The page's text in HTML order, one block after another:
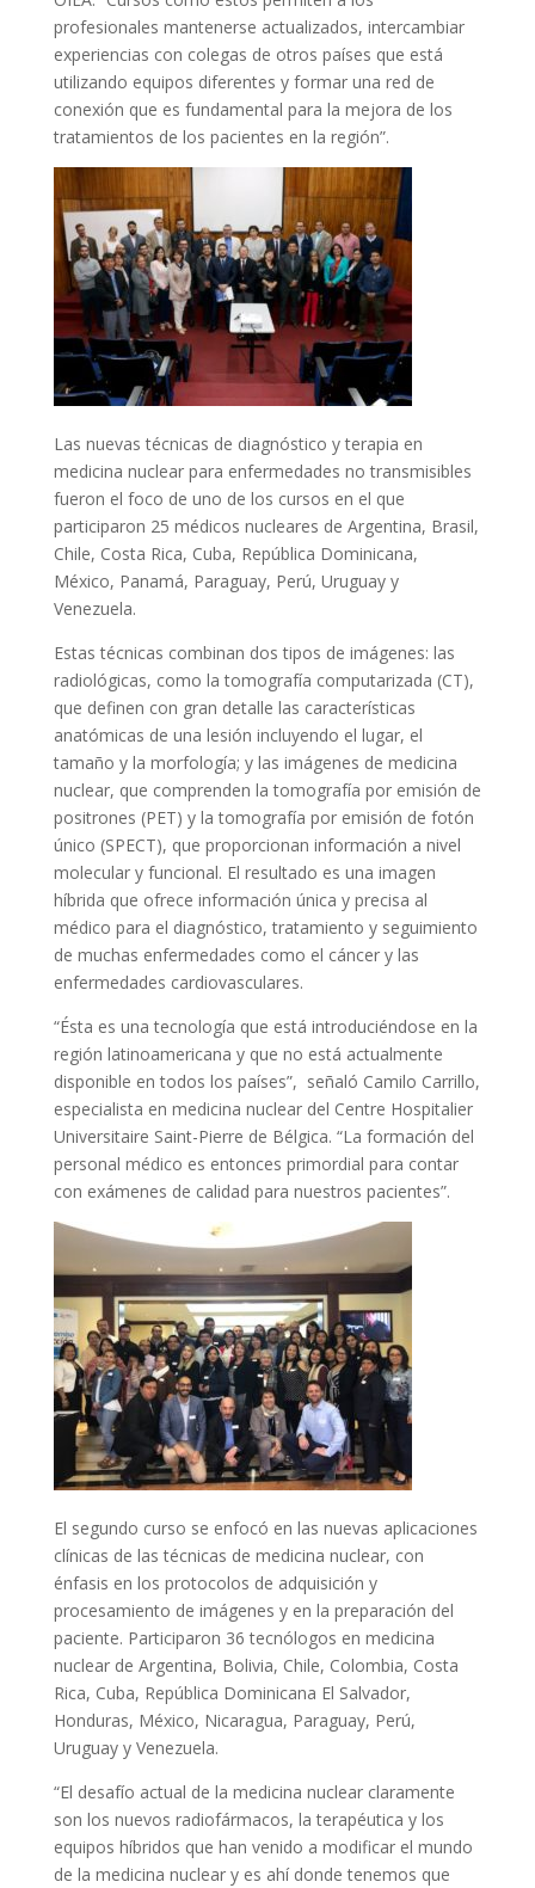
profesionales mantenerse actualizados, intercambiar
experiencias con colegas de otros países que está
utilizando equipos diferentes y formar una red de
conexión que es fundamental para la mejora de los
tratamientos de los pacientes en la región”.
Las nuevas técnicas de diagnóstico y terapia en
medicina nuclear para enfermedades no transmisibles
fueron el foco de uno de los cursos en el que
participaron 25 médicos nucleares de Argentina, Brasil,
Chile, Costa Rica, Cuba, República Dominicana,
México, Panamá, Paraguay, Perú, Uruguay y
Venezuela.
Estas técnicas combinan dos tipos de imágenes: las
radiológicas, como la tomografía computarizada (CT),
que definen con gran detalle las características
anatómicas de una lesión incluyendo el lugar, el
tamaño y la morfología; y las imágenes de medicina
nuclear, que comprenden la tomografía por emisión de
positrones (PET) y la tomografía por emisión de fotón
único (SPECT), que proporcionan información a nivel
molecular y funcional. El resultado es una imagen
híbrida que ofrece información única y precisa al
médico para el diagnóstico, tratamiento y seguimiento
de muchas enfermedades como el cáncer y las
enfermedades cardiovasculares.
“Ésta es una tecnología que está introduciéndose en la
región latinoamericana y que no está actualmente
disponible en todos los países”, señaló Camilo Carrillo,
especialista en medicina nuclear del Centre Hospitalier
Universitaire Saint-Pierre de Bélgica. “La formación del
personal médico es entonces primordial para contar
con exámenes de calidad para nuestros pacientes”.
El segundo curso se enfocó en las nuevas aplicaciones
clínicas de las técnicas de medicina nuclear, con
énfasis en los protocolos de adquisición y
procesamiento de imágenes y en la preparación del
paciente. Participaron 36 tecnólogos en medicina
nuclear de Argentina, Bolivia, Chile, Colombia, Costa
Rica, Cuba, República Dominicana El Salvador,
Honduras, México, Nicaragua, Paraguay, Perú,
Uruguay y Venezuela.
“El desafío actual de la medicina nuclear claramente
son los nuevos radiofármacos, la terapéutica y los
equipos híbridos que han venido a modificar el mundo
de la medicina nuclear y es ahí donde tenemos que